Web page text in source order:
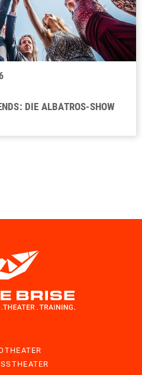
DIE ALBATROS-SHOW